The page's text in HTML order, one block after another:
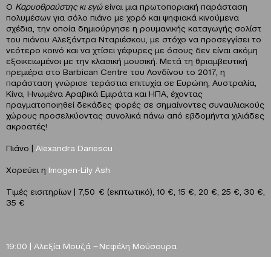
Ο Καρυοθραύστης κι εγώείναι μια πρωτοποριακή παράσταση
πολυμέσων για σόλο πιάνο με χορό και ψηφιακά κινούμενα
σχέδια, την οποία δημιούργησε η ρουμανικής καταγωγής σολίστ
του πιάνου Αλεξάντρα Νταριέσκου, με στόχο να προσεγγίσει το
νεότερο κοινό και να χτίσει γέφυρες με όσους δεν είναι ακόμη
εξοικειωμένοι με την κλασική μουσική. Μετά τη θριαμβευτική
πρεμιέρα στο Barbican Centre του Λονδίνου το 2017, η
παράσταση γνώρισε τεράστια επιτυχία σε Ευρώπη, Αυστραλία,
Κίνα, Ηνωμένα Αραβικά Εμιράτα και ΗΠΑ, έχοντας
πραγματοποιηθεί δεκάδες φορές σε σημαίνοντες συναυλιακούς
χώρους προσελκύοντας συνολικά πάνω από εβδομήντα χιλιάδες
ακροατές!
Πιάνο | Alexandra Dariescu
Χορεύει η Imogen-Lily Ash
Τιμές εισιτηρίων | 7,50 € (εκπτωτικό), 10 €, 15 €, 20 €, 25 €, 30 €,
35 €
19:00 | Αλεξία Μουζά ̶Νεφέλη Μούσουρα